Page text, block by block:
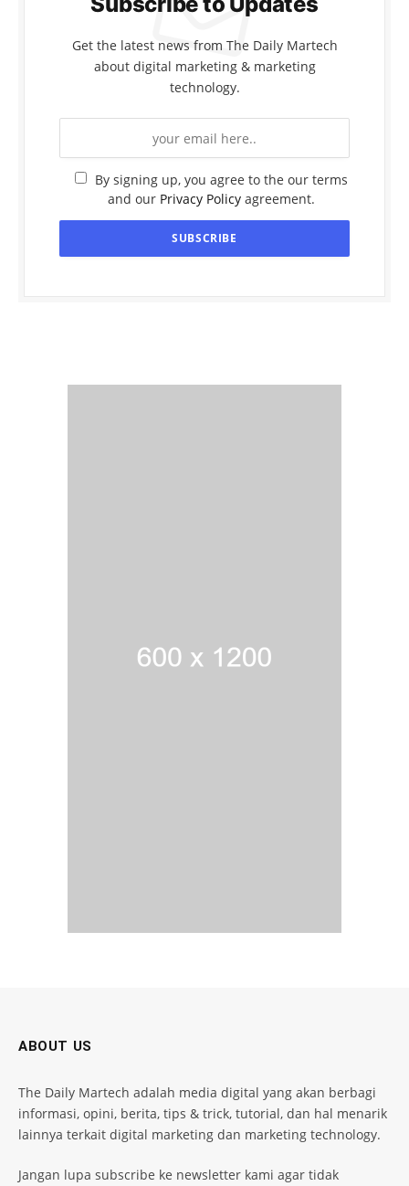
Get the latest news from The Daily Martech
about digital marketing & marketing
technology.
By signing up, you agree to the our terms
and our Privacy Policyagreement.
ABOUT US
The Daily Martech adalah media digital yang akan berbagi
informasi, opini, berita, tips & trick, tutorial, dan hal menarik
lainnya terkait digital marketing dan marketing technology.
Jangan lupa subscribe ke newsletter kami agar tidak